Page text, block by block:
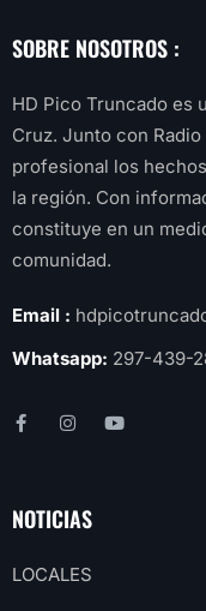
SOBRE NOSOTROS :
HD Pico Truncado es
Cruz. Junto con
profesional los
la región. Con
constituye en un
comunidad.
Email :
Whatsapp: 297-439-
NOTICIAS
LOCALES